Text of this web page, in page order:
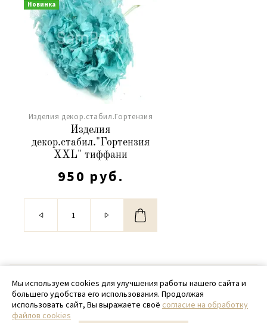
Новинка
Изделия декор.стабил.Гортензия
Изделия
декор.стабил."Гортензия
XXL" тиффани
950 руб.
© 2020 - 2026 SamPack
+ 7 (918) 699-97-87
zakaz@sampack.store
Мы используем cookies для улучшения работы нашего сайта и
большего удобства его использования. Продолжая
использовать сайт, Вы выражаете своё согласие на обработку
файлов cookies